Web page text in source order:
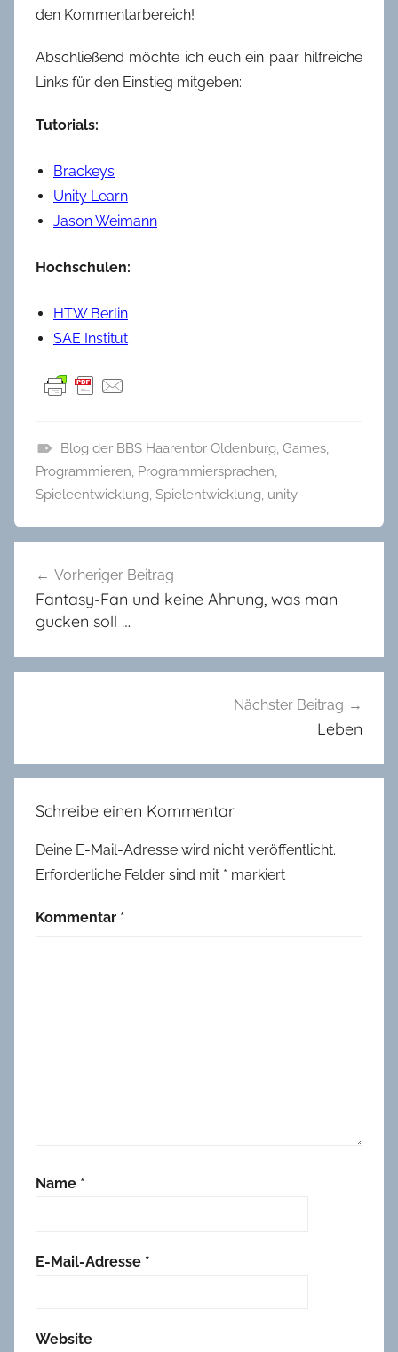
den Kommentarbereich!
Abschließend möchte ich euch ein paar hilfreiche
Links für den Einstieg mitgeben:
Tutorials:
Brackeys
Unity Learn
Jason Weimann
Hochschulen:
HTW Berlin
SAE Institut
B
l
g
e
t
t
2
0
,
n
Blog der BBS Haarentor Oldenburg, Games,
Programmieren, Programmiersprachen,
Spieleentwicklung, Spielentwicklung, unity
Vorheriger Beitrag
Fantasy-Fan und keine Ahnung, was man
gucken soll …
Nächster Beitrag
Leben
Schreibe einen Kommentar
Deine E-Mail-Adresse wird nicht veröffentlicht.
Erforderliche Felder sind mit * markiert
Kommentar *
Name *
E-Mail-Adresse *
Website